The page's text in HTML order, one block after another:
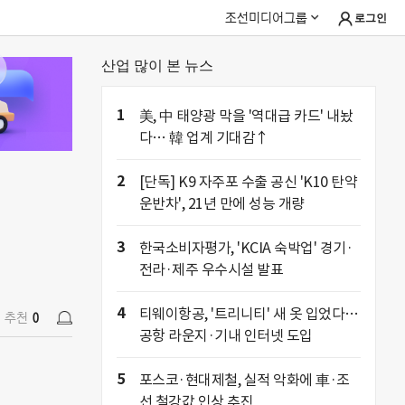
조선미디어그룹 로그인
추천 0
산업 많이 본 뉴스